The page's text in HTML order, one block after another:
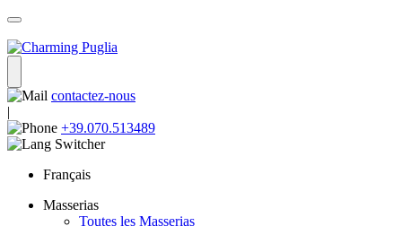
contactez-nous
|
+39.070.513489
Français
Masserias
Toutes les Masserias